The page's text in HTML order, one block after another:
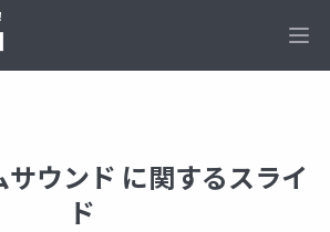
ウンド に関するスライ
ド